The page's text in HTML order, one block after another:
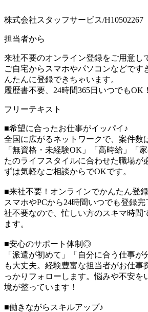
株式会社スタッフサービス/H10502267
担当者から
来社不要のオンライン登録をご用意し
ご自宅からスマホやパソコンなどです
んたんに登録できちゃいます。
履歴書不要、24時間365日いつでもOK！
フリーテキスト
■希望に合ったお仕事がイッパイ♪
全国に広がるネットワークで、案件数
「無資格・未経験OK」「高時給」「
たのライフスタイルに合わせた職場が
ずは気軽なご相談からでOKです。
■来社不要！オンラインでかんたん登録
スマホやPCから24時間いつでも登録
社不要なので、忙しい方のスキマ時間
ます。
■安心のサポート体制◎
「派遣が初めて」「自分に合う仕事
も大丈夫。経験豊富な担当者がお仕事
っかりフォローします。悩みや不安を
境が整っています！
■働きながらスキルアップ♪